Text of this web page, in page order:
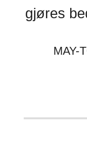
gjøres
MAY-